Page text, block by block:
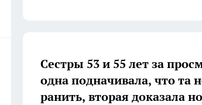
Сестры 53 и 55 лет за
одна подначивала, что та
ранить, вторая доказала